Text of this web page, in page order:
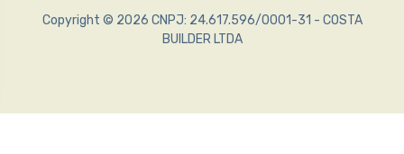
Copyright © 2026 CNPJ: 24.617.596/0001-31 - COSTA
BUILDER LTDA